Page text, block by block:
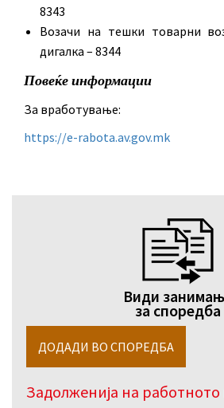
8343
Возачи на тешки товарни
дигалка – 8344
Повеќе информации
За вработување:
https://e-rabota.av.gov.mk
Види
за споредба
Задолженија на работното